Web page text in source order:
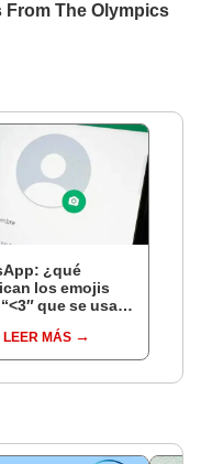
¿qué
los emojis
que se usan
LEER MÁS